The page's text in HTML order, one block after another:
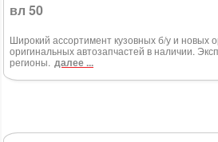
вл 50
Широкий ассортимент кузовных б/у и новых
оригинальных автозапчастей в наличии.
регионы. далее ...